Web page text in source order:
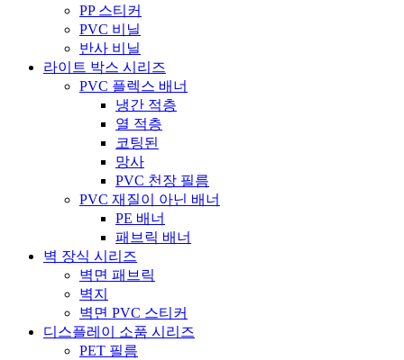
PP 스티커
PVC 비닐
반사 비닐
라이트 박스 시리즈
PVC 플렉스 배너
냉간 적층
열 적층
코팅된
망사
PVC 천장 필름
PVC 재질이 아닌 배너
PE 배너
패브릭 배너
벽 장식 시리즈
벽면 패브릭
벽지
벽면 PVC 스티커
디스플레이 소품 시리즈
PET 필름